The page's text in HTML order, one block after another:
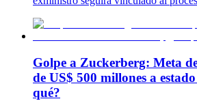
Golpe a Zuckerberg: Meta
de US$ 500 millones a
qué?